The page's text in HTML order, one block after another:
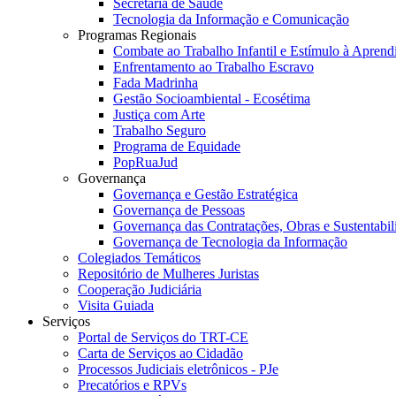
Secretaria de Saúde
Tecnologia da Informação e Comunicação
Programas Regionais
Combate ao Trabalho Infantil e Estímulo à
Enfrentamento ao Trabalho Escravo
Fada Madrinha
Gestão Socioambiental - Ecosétima
Justiça com Arte
Trabalho Seguro
Programa de Equidade
PopRuaJud
Governança
Governança e Gestão Estratégica
Governança de Pessoas
Governança das Contratações, Obras e
Governança de Tecnologia da Informação
Colegiados Temáticos
Repositório de Mulheres Juristas
Cooperação Judiciária
Visita Guiada
Serviços
Portal de Serviços do TRT-CE
Carta de Serviços ao Cidadão
Processos Judiciais eletrônicos - PJe
Precatórios e RPVs